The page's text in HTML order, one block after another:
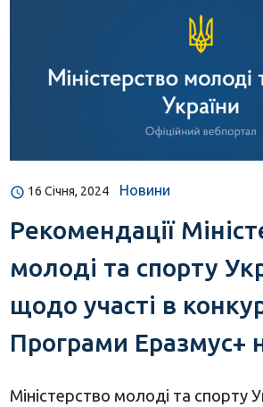
16 Січня, 2024 Новини
Рекомендації
молоді та спорту
щодо участі в
Програми Еразмус+
Міністерство молоді та спорту